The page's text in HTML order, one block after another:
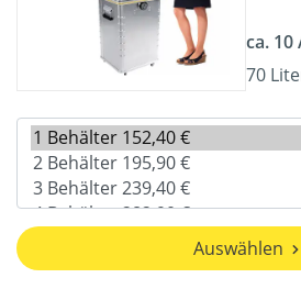
ca.
70
Auswählen